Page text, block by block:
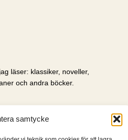
samtycke
läser: klassiker, noveller,
och andra böcker.